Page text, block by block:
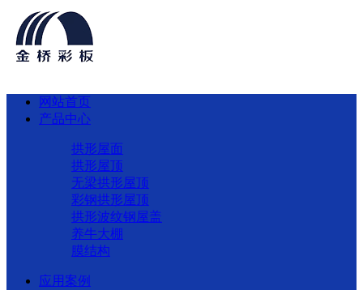
网站首页
产品中心
拱形屋面
拱形屋顶
无梁拱形屋顶
彩钢拱形屋顶
拱形波纹钢屋盖
养牛大棚
膜结构
应用案例